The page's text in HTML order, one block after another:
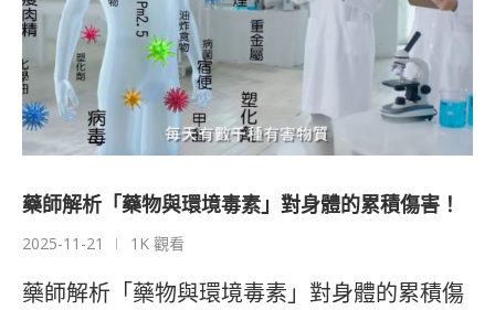
藥師解析「藥物與環境毒素」對身體的累積傷害！
2025-11-21 1K 觀看
藥師解析「藥物與環境毒素」對身體的累積傷